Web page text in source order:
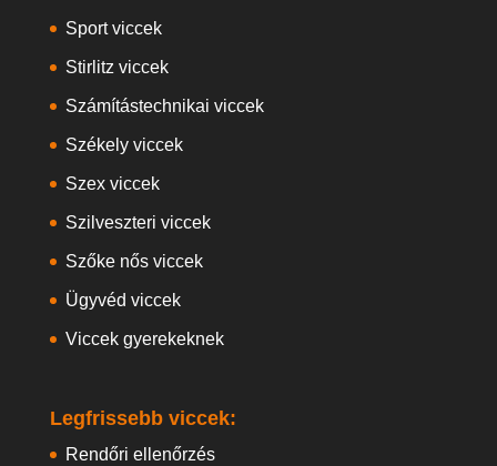
Sport viccek
Stirlitz viccek
Számítástechnikai viccek
Székely viccek
Szex viccek
Szilveszteri viccek
Szőke nős viccek
Ügyvéd viccek
Viccek gyerekeknek
Legfrissebb viccek:
Rendőri ellenőrzés